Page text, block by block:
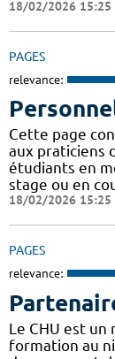
18/02/2026 15:25
PAGES
relevance:
Cette page
aux praticiens
étudiants en
stage ou en
18/02/2026 15:25
PAGES
relevance:
Le CHU est
formation au